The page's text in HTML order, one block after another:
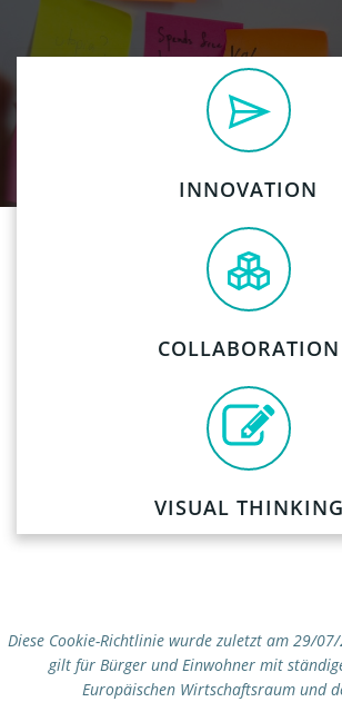
INNOVATION
COLLABORATION
VISUAL THINKING
Diese Cookie-Richtlinie wurde zuletzt am 29/
gilt für Bürger und Einwohner mit
Europäischen Wirtschaftsraum und